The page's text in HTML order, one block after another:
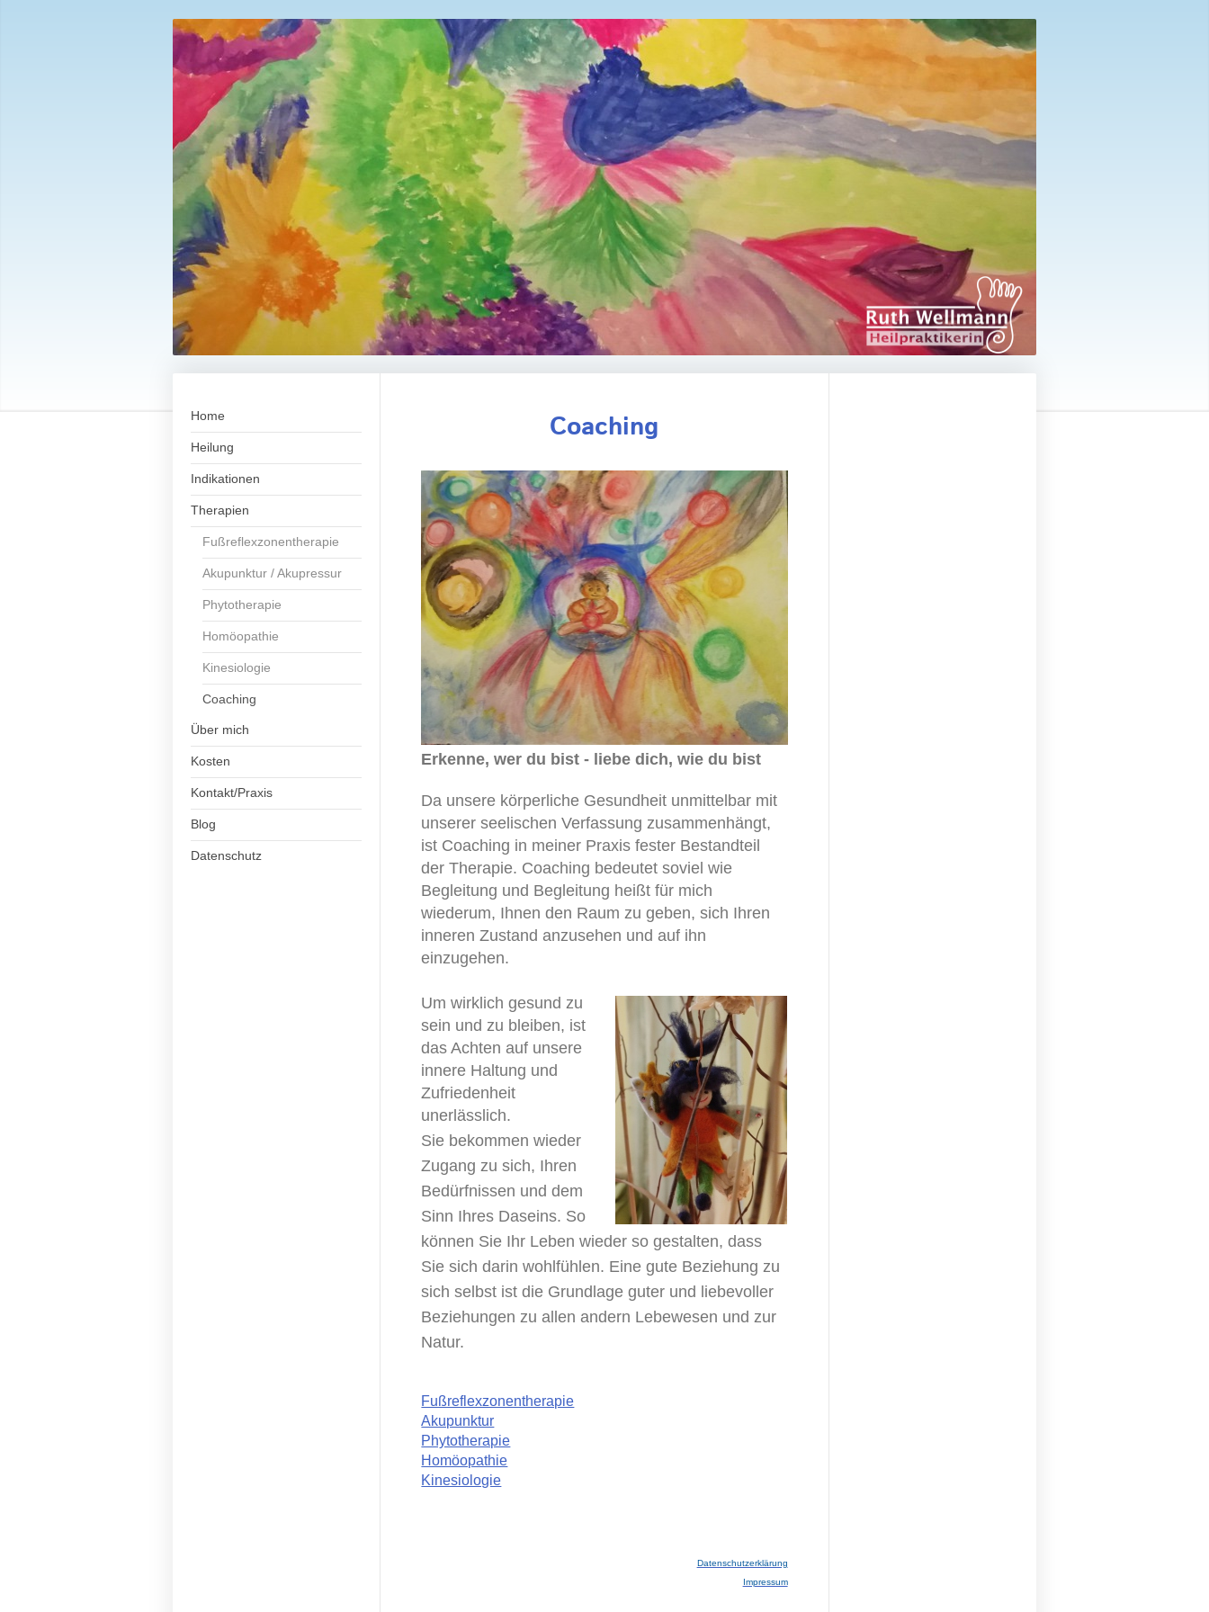
Home
Heilung
Indikationen
Therapien
Fußreflexzonentherapie
Akupunktur / Akupressur
Phytotherapie
Homöopathie
Kinesiologie
Coaching
Über mich
Kosten
Kontakt/Praxis
Blog
Datenschutz
Coaching
Erkenne, wer du bist - liebe dich, wie du bist
Da unsere körperliche Gesundheit unmittelbar mit
unserer seelischen Verfassung zusammenhängt,
ist Coaching in meiner Praxis fester Bestandteil
der Therapie. Coaching bedeutet soviel wie
Begleitung und Begleitung heißt für mich
wiederum, Ihnen den Raum zu geben, sich Ihren
inneren Zustand anzusehen und auf ihn
einzugehen.
Um wirklich gesund zu
sein und zu bleiben, ist
das Achten auf unsere
innere Haltung und
Zufriedenheit
unerlässlich.
Sie bekommen wieder
Zugang zu sich, Ihren
Bedürfnissen und dem
Sinn Ihres Daseins. So
können Sie Ihr Leben wieder so gestalten, dass
Sie sich darin wohlfühlen. Eine gute Beziehung zu
sich selbst ist die Grundlage guter und liebevoller
Beziehungen zu allen andern Lebewesen und zur
Natur.
Fußreflexzonentherapie
Akupunktur
Phytotherapie
Homöopathie
Kinesiologie
Datenschutzerklärung
Impressum